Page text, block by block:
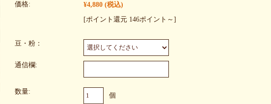
価格: ¥4,880 (税込)
[ポイント還元 146ポイント～]
豆・粉：
通信欄:
数量:
個